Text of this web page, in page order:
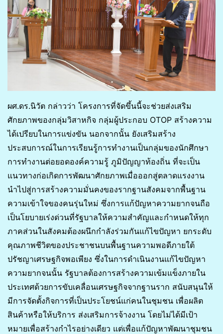
ผศ.ดร.นิวัต กล่าวว่า โครงการที่จัดขึ้นนี้จะช่วยส่งเสริม
ศักยภาพของกลุ่มวิสาหกิจ กลุ่มผู้ประกอบ OTOP สร้างความ
ได้เปรียบในการแข่งขัน นอกจากนั้น ยังเสริมสร้าง
ประสบการณ์ในการเรียนรู้การทำงานเป็นกลุ่มของนักศึกษา
การทำงานต่อยอดองค์ความรู้ ภูมิปัญญาท้องถิ่น ที่จะเป็น
แนวทางก่อเกิดการพัฒนาศักยภาพเมื่อออกสู่ตลาดแรงงาน
นำไปสู่การสร้างความมั่นคงของรากฐานสังคมจากพื้นฐาน
ความเข้าใจของคนรุ่นใหม่ ซึ่งการแก้ปัญหาความยากจนถือ
เป็นโยบายเร่งด่วนที่รัฐบาลให้ความสำคัญและกำหนดให้ทุก
ภาคส่วนในสังคมต้องผนึกกำลังร่วมกันแก้ไขปัญหา ยกระดับ
คุณภาพชีวิตของประชาชนบนพื้นฐานความพอดีภายใต้
ปรัชญาเศรษฐกิจพอเพียง ซึ่งในการดำเนินงานแก้ไขปัญหา
ความยากจนนั้น รัฐบาลต้องการสร้างความเข้มแข็งภายใน
ประเทศด้วยการขับเคลื่อนเศรษฐกิจจากฐานราก สนับสนุนให้
มีการจัดตั้งกิจการที่เป็นประโยชน์แก่คนในชุมชน เพื่อผลิต
สินค้าหรือให้บริการ ส่งเสริมการจ้างงาน โดยไม่ได้มีเป้า
หมายเพื่อสร้างกำไรอย่างเดียว แต่เพื่อแก้ปัญหาพัฒนาชุมชน